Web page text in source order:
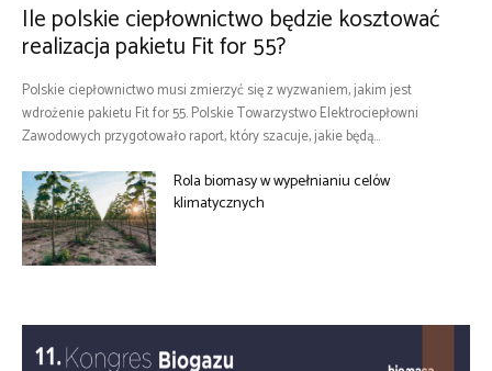
Ile polskie ciepłownictwo będzie kosztować
realizacja pakietu Fit for 55?
Polskie ciepłownictwo musi zmierzyć się z wyzwaniem, jakim jest
wdrożenie pakietu Fit for 55. Polskie Towarzystwo Elektrociepłowni
Zawodowych przygotowało raport, który szacuje, jakie będą...
Rola biomasy w wypełnianiu celów
klimatycznych